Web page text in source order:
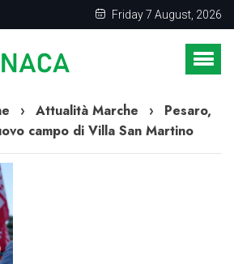
Friday 7 August, 2026
› Attualità Marche ›
Pesaro,
campo di Villa San Martino